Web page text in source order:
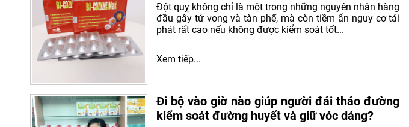
Đột quỵ không chỉ là một trong những nguyên nhân hàng
đầu gây tử vong và tàn phế, mà còn tiềm ẩn nguy cơ tái
phát rất cao nếu không được kiểm soát tốt...
Xem tiếp...
Đi bộ vào giờ nào giúp người đái tháo đường
kiểm soát đường huyết và giữ vóc dáng?